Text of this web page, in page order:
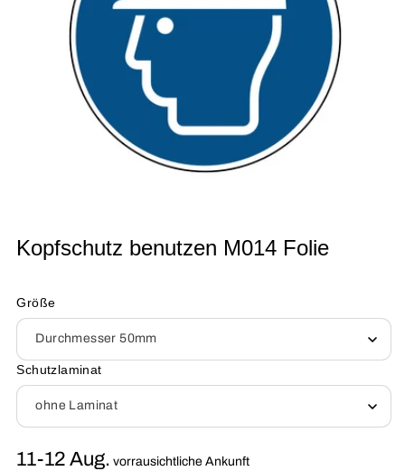
1
inKopfschutz benutzen M014 Folie
Größe
Schutzlaminat
11-12 Aug. vorrausichtliche Ankunft